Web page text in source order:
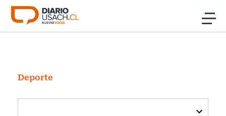
Click acá para ir directamente al contenido
Investigación
Cultura
Deporte